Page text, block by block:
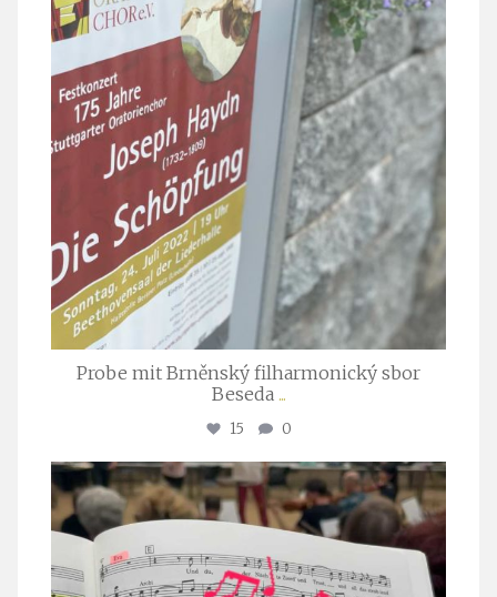
Probe mit Brněnský filharmonický sbor
Beseda ...
15 0
stuttgarter_oratorienchor
Juli 23